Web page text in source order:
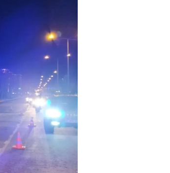
Kırıkkale
Batman
Bartın
Ardahan
Iğdır